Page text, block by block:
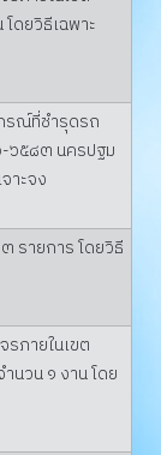
โดยวิธีเฉพาะ
รณ์ที่ชำรุดรถ
-๖๕๘๓ นครปฐม
าะจง
รายการ โดยวิธี
ภายในเขต
นวน ๑ งาน โดย